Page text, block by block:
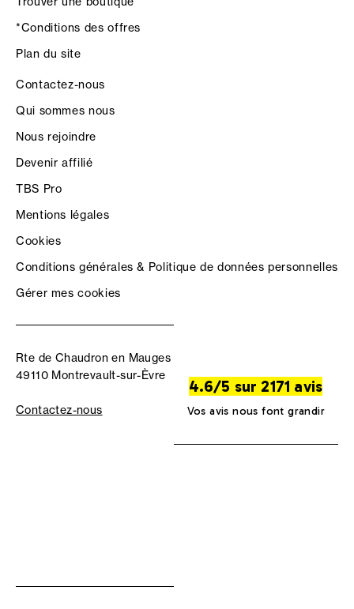
*Conditions des offres
Plan du site
Contactez-nous
Qui sommes nous
Nous rejoindre
Devenir affilié
TBS Pro
Mentions légales
Cookies
Conditions générales & Politique de données personnelles
Gérer mes cookies
Rte de Chaudron en Mauges
49110 Montrevault-sur-Èvre
Contactez-nous
4.6/5 sur 2171 avis
Vos avis nous font grandir